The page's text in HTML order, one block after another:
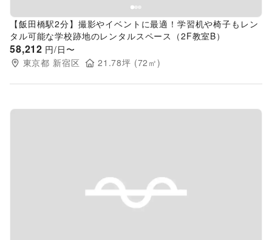
【飯田橋駅2分】撮影やイベントに最適！学習机や椅子もレン
タル可能な学校跡地のレンタルスペース（2F教室B）
58,212 円/日〜
東京都 新宿区 21.78坪 (72 ㎡)
Previous slide